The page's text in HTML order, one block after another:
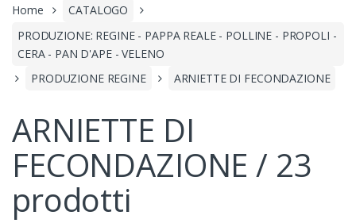
Home
CATALOGO
PRODUZIONE: REGINE - PAPPA REALE - POLLINE - PROPOLI -
CERA - PAN D'APE - VELENO
PRODUZIONE REGINE
ARNIETTE DI FECONDAZIONE
ARNIETTE DI
FECONDAZIONE / 23
prodotti